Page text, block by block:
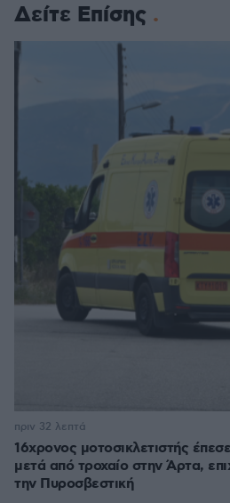
Δείτε Επίσης
16χρονος μοτοσικλετιστής
μετά από τροχαίο στην Άρτα,
την Πυροσβεστική
πριν 32 λεπτά